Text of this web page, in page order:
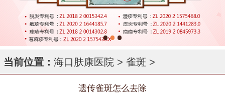
当前位置： 海口肤康医院 > 雀斑 >
遗传雀斑怎么去除